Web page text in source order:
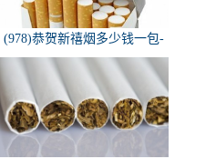
(978)恭贺新禧烟多少钱一包-
恭贺新禧香烟有细支的多少钱
一盒？